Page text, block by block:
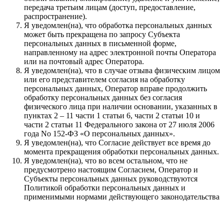
передача третьим лицам (доступ, предоставление,
распространение).
Я уведомлен(на), что обработка персональных данных
может быть прекращена по запросу Субъекта
персональных данных в письменной форме,
направленному на адрес электронной почты Оператора
или на почтовый адрес Оператора.
Я уведомлен(на), что в случае отзыва физическим лицом
или его представителем согласия на обработку
персональных данных, Оператор вправе продолжить
обработку персональных данных без согласия
физического лица при наличии основании, указанных в
пунктах 2 – 11 части 1 статьи 6, части 2 статьи 10 и
части 2 статьи 11 Федерального закона от 27 июля 2006
года No 152-ФЗ «О персональных данных».
Я уведомлен(на), что Согласие действует все время до
момента прекращения обработки персональных данных.
Я уведомлен(на), что во всем остальном, что не
предусмотрено настоящим Согласием, Оператор и
Субъекты персональных данных руководствуются
Политикой обработки персональных данных и
применимыми нормами действующего законодательства